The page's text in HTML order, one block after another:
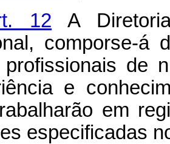
12 A
comporse-á
profissionais de
e
em
especificadas